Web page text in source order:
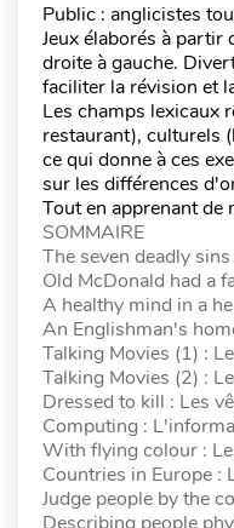
Public : anglicistes
Jeux élaborés à
droite à gauche.
faciliter la révision et
Les champs lexicaux
restaurant), culturels
ce qui donne à ces
sur les différences
Tout en apprenant de
SOMMAIRE
The seven deadly
Old McDonald had a
A healthy mind in a
An Englishman's
Talking Movies (1) :
Talking Movies (2) :
Dressed to kill : Les
Computing :
With flying colour :
Countries in Europe :
Judge people by the